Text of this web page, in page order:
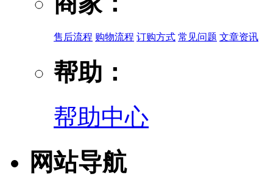
售后流程 购物流程 订购方式 常见问题 文章资讯
帮助：
帮助中心
网站导航